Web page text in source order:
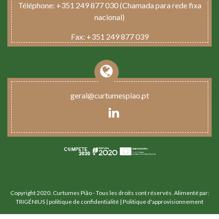
Téléphone: +351 249 877 030 (Chamada para rede fixa
nacional)
Fax: +351 249 877 039
geral@curtumespiao.pt
Copyright 2020. Curtumes Pião - Tous les droits sont réservés. Alimenté par:
TRIGÉNIUS | politique de confidentialité | Politique d'approvisionnement